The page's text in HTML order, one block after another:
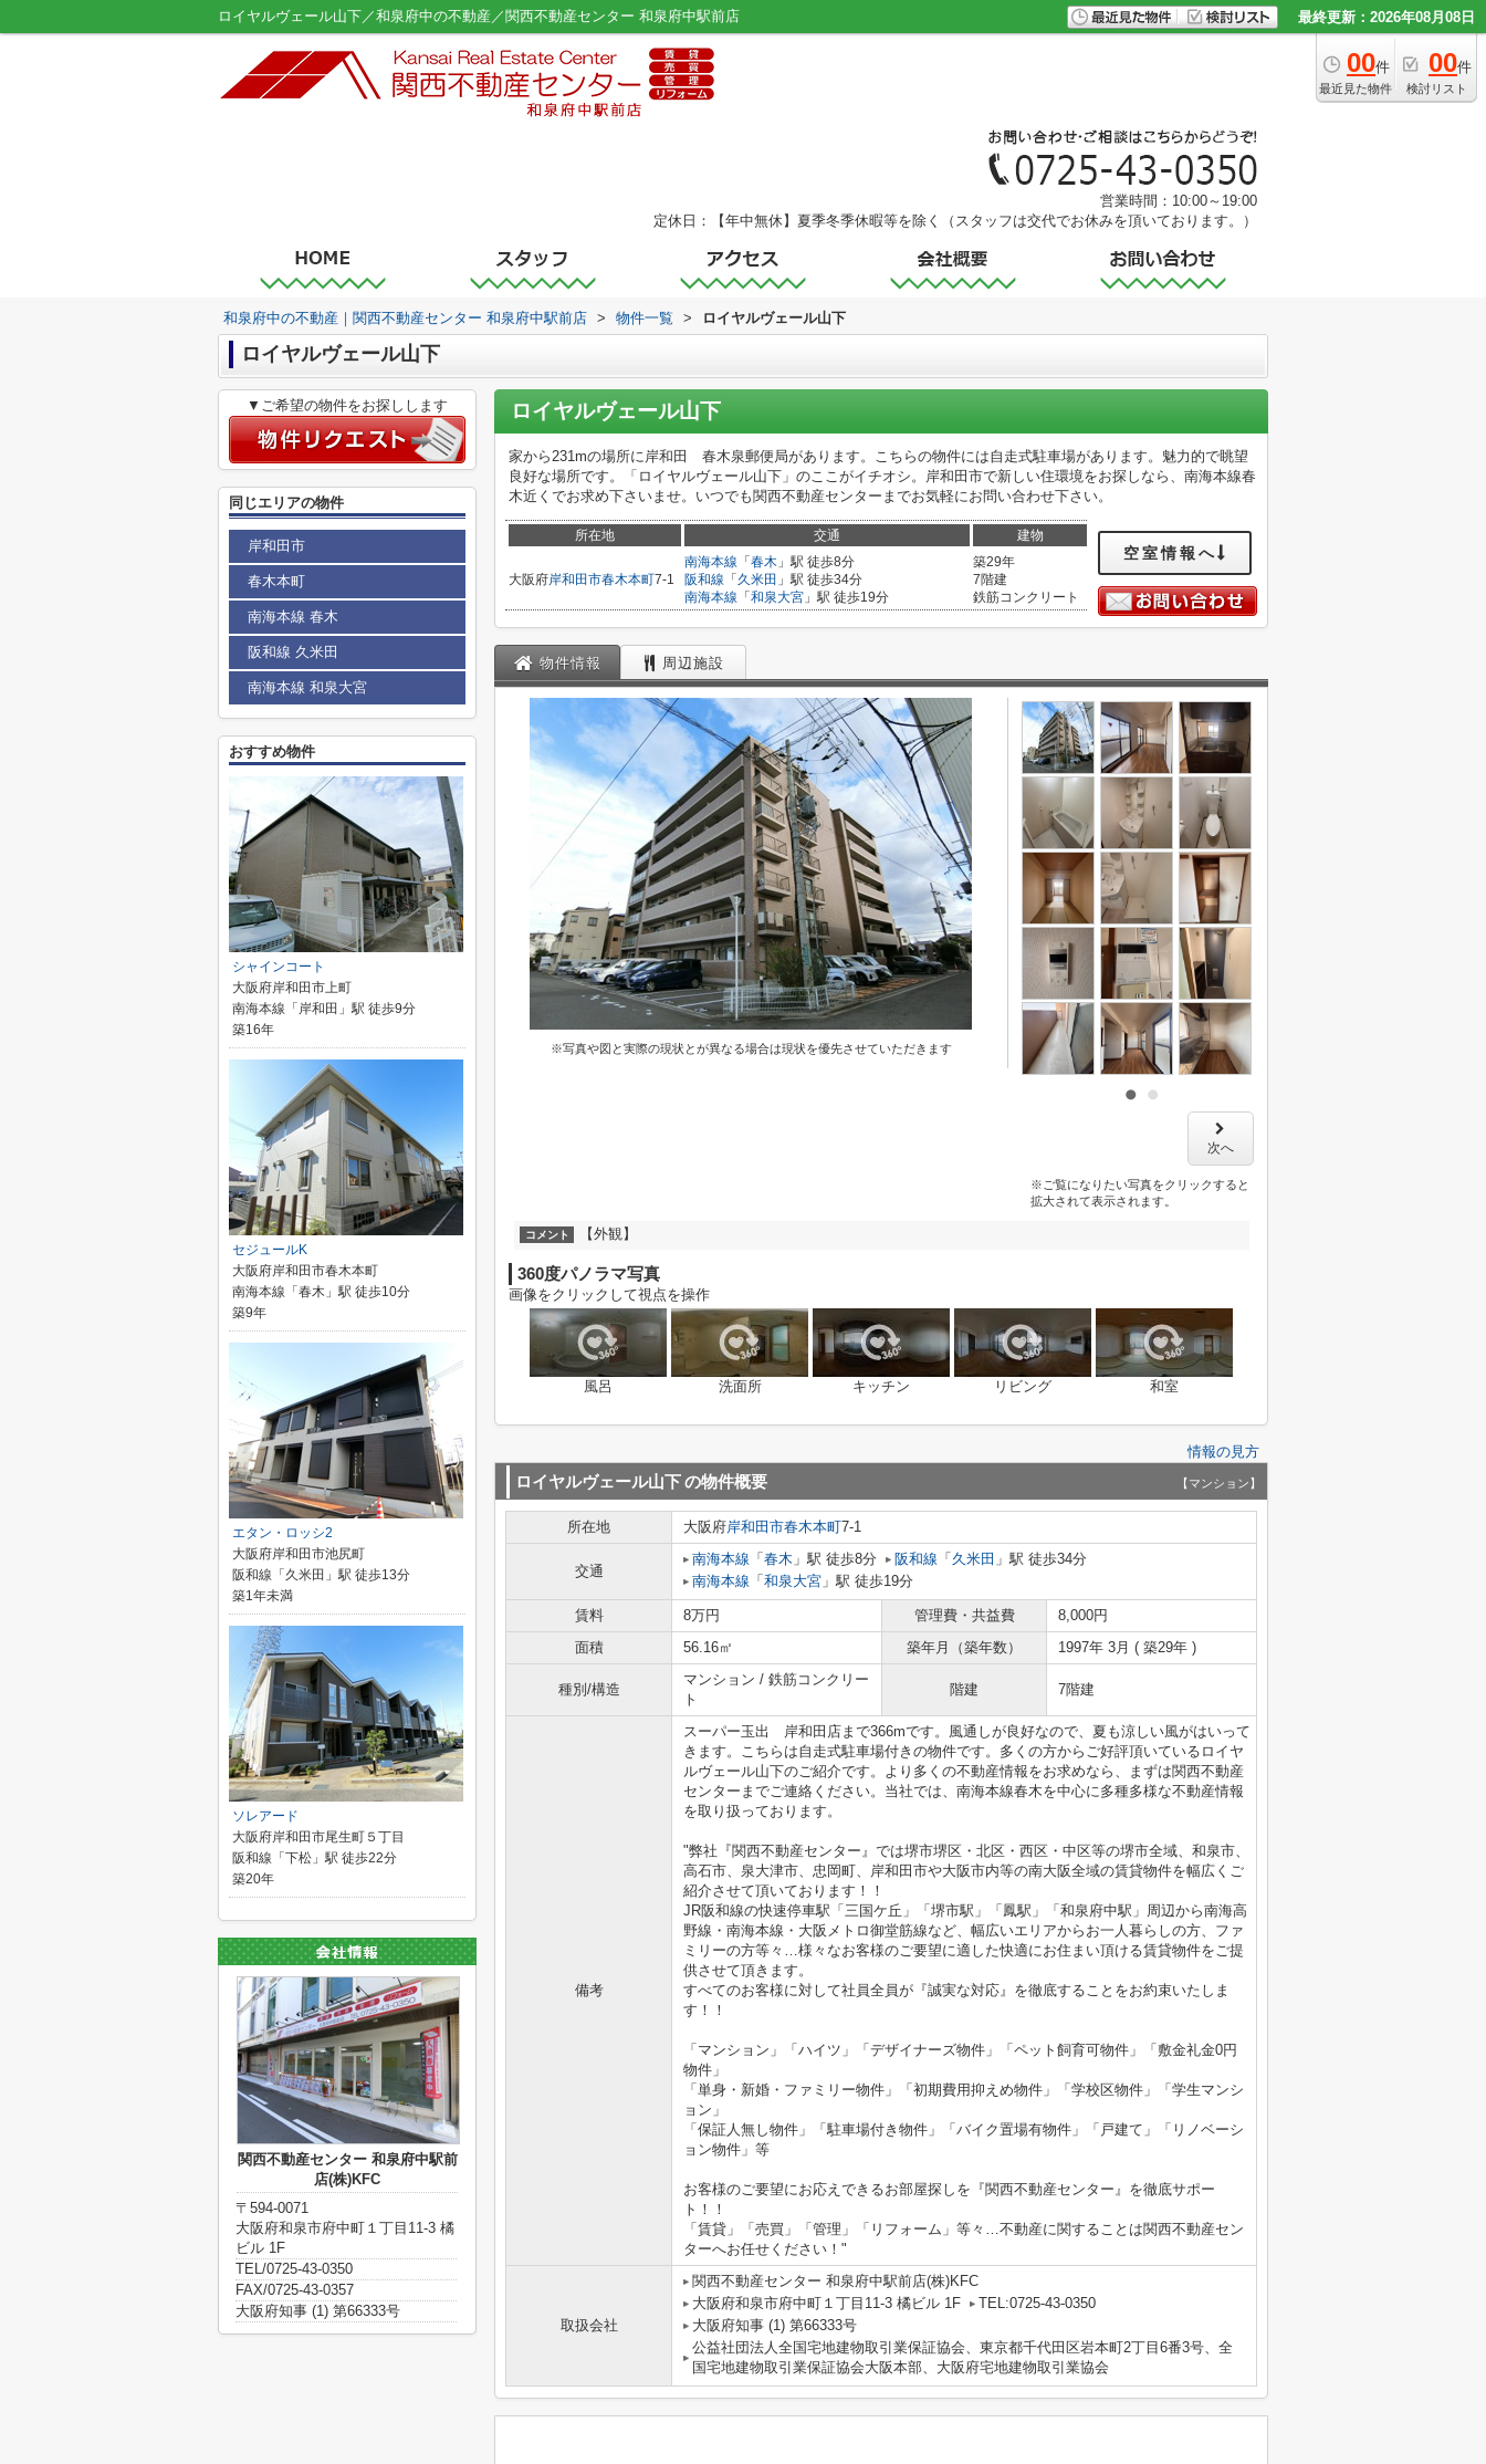
ロイヤルヴェール山下／和泉府中の不動産／関西不動産センター 和泉府中駅前店 最終更新：2026年08月08日
00件
最近見た物件
00件
検討リスト
営業時間：10:00～19:00
定休日：【年中無休】夏季冬季休暇等を除く（スタッフは交代でお休みを頂いております。）
和泉府中の不動産｜関西不動産センター 和泉府中駅前店 > 物件一覧 > ロイヤルヴェール山下
ロイヤルヴェール山下
ロイヤルヴェール山下
家から231mの場所に岸和田 春木泉郵便局があります。こちらの物件には自走式駐車場があります。魅力的で眺望
良好な場所です。「ロイヤルヴェール山下」のここがイチオシ。岸和田市で新しい住環境をお探しなら、南海本線春
木近くでお求め下さいませ。いつでも関西不動産センターまでお気軽にお問い合わせ下さい。
所在地 交通 建物
大阪府岸和田市春木本町7-1
南海本線 「 春木 」駅 徒歩8分
阪和線 「 久米田 」駅 徒歩34分
南海本線 「 和泉大宮 」駅 徒歩19分
築29年
7階建
鉄筋コンクリート
空室情報へ
物件情報 周辺施設
※写真や図と実際の現状とが異なる場合は現状を優先させていただきます
次へ
※ご覧になりたい写真をクリックすると
拡大されて表示されます。
コメント 【外観】
360度パノラマ写真
画像をクリックして視点を操作
風呂 洗面所 キッチン リビング 和室
情報の見方
ロイヤルヴェール山下の物件概要 【マンション】
所在地 大阪府岸和田市春木本町7-1
交通
南海本線 「 春木 」駅 徒歩8分 阪和線 「 久米田 」駅 徒歩34分
南海本線 「 和泉大宮 」駅 徒歩19分
賃料 8万円 管理費・共益費
8,000円
面積
56.16㎡ 築年月（築年数） 1997年 3月 ( 築29年 )
種別/構造
マンション / 鉄筋コンクリー
ト
階建 7階建
備考
スーパー玉出 岸和田店まで366mです。風通しが良好なので、夏も涼しい風がはいって
きます。こちらは自走式駐車場付きの物件です。多くの方からご好評頂いているロイヤ
ルヴェール山下のご紹介です。より多くの不動産情報をお求めなら、まずは関西不動産
センターまでご連絡ください。当社では、南海本線春木を中心に多種多様な不動産情報
を取り扱っております。
"弊社『関西不動産センター』では堺市堺区・北区・西区・中区等の堺市全域、和泉市、
高石市、泉大津市、忠岡町、岸和田市や大阪市内等の南大阪全域の賃貸物件を幅広くご
紹介させて頂いております！！
JR阪和線の快速停車駅「三国ケ丘」「堺市駅」「鳳駅」「和泉府中駅」周辺から南海高
野線・南海本線・大阪メトロ御堂筋線など、幅広いエリアからお一人暮らしの方、ファ
ミリーの方等々…様々なお客様のご要望に適した快適にお住まい頂ける賃貸物件をご提
供させて頂きます。
すべてのお客様に対して社員全員が『誠実な対応』を徹底することをお約束いたしま
す！！
「マンション」「ハイツ」「デザイナーズ物件」「ペット飼育可物件」「敷金礼金0円
物件」
「単身・新婚・ファミリー物件」「初期費用抑えめ物件」「学校区物件」「学生マンシ
ョン」
「保証人無し物件」「駐車場付き物件」「バイク置場有物件」「戸建て」「リノベーシ
ョン物件」等
お客様のご要望にお応えできるお部屋探しを『関西不動産センター』を徹底サポー
ト！！
「賃貸」「売買」「管理」「リフォーム」等々…不動産に関することは関西不動産セン
ターへお任せください！"
取扱会社
関西不動産センター 和泉府中駅前店(株)KFC
大阪府和泉市府中町１丁目11-3 橘ビル 1F
TEL:0725-43-0350
大阪府知事 (1) 第66333号
公益社団法人全国宅地建物取引業保証協会、東京都千代田区岩本町2丁目6番3号、全
国宅地建物取引業保証協会大阪本部、大阪府宅地建物取引業協会
▼ご希望の物件をお探しします
同じエリアの物件
岸和田市
春木本町
南海本線 春木
阪和線 久米田
南海本線 和泉大宮
おすすめ物件
シャインコート
大阪府岸和田市上町
南海本線「岸和田」駅 徒歩9分
築16年
セジュールK
大阪府岸和田市春木本町
南海本線「春木」駅 徒歩10分
築9年
エタン・ロッシ2
大阪府岸和田市池尻町
阪和線「久米田」駅 徒歩13分
築1年未満
ソレアード
大阪府岸和田市尾生町５丁目
阪和線「下松」駅 徒歩22分
築20年
関西不動産センター 和泉府中駅前
店(株)KFC
〒594-0071
大阪府和泉市府中町１丁目11-3 橘
ビル 1F
TEL/0725-43-0350
FAX/0725-43-0357
大阪府知事 (1) 第66333号